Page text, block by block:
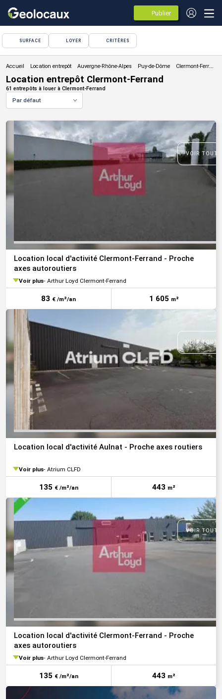
Publier
des
annonces
SURFACE LOYER CRITÈRES
Location entrepôt
Location entrepôt Clermont-Ferrand
61 entrepôts à louer à Clermont-Ferrand
Par défaut
VOIR
Location local d'activité Clermont-Ferrand - Proche
axes autoroutiers
Voir plus Arthur Loyd Clermont-Ferrand
83 € /m²/an 1 605 m²
VOIR
Location local d'activité Aulnat - Proche axes routiers
Voir plus Atrium CLFD
135 € /m²/an 443 m²
VOIR
Location local d'activité Clermont-Ferrand - Proche
axes autoroutiers
Voir plus Arthur Loyd Clermont-Ferrand
135 € /m²/an 443 m²